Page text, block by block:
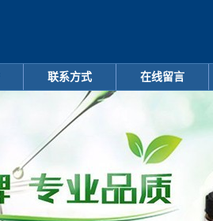
联系方式 在线留言